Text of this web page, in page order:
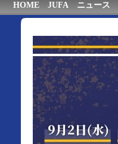
HOME JUFA ニュース